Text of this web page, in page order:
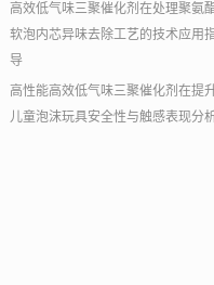
高效低气味三聚催化剂在处理聚氨
软泡内芯异味去除工艺的技术应用
导
高性能高效低气味三聚催化剂在提
儿童泡沫玩具安全性与触感表现分